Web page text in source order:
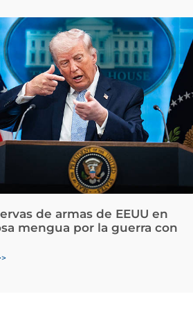
de armas de EEUU en
mengua por la guerra con